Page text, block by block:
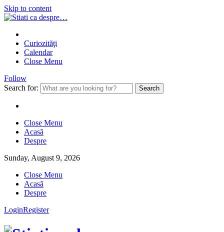
Skip to content
Curiozităţi
Calendar
Close Menu
Follow
Search for:
Close Menu
Acasă
Despre
Sunday, August 9, 2026
Close Menu
Acasă
Despre
LoginRegister